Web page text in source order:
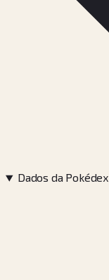
Dados da Pokédex